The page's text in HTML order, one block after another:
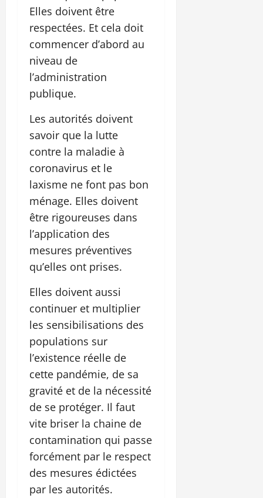
Elles doivent être
respectées. Et cela doit
commencer d’abord au
niveau de
l’administration
publique.
Les autorités doivent
savoir que la lutte
contre la maladie à
coronavirus et le
laxisme ne font pas bon
ménage. Elles doivent
être rigoureuses dans
l’application des
mesures préventives
qu’elles ont prises.
Elles doivent aussi
continuer et multiplier
les sensibilisations des
populations sur
l’existence réelle de
cette pandémie, de sa
gravité et de la nécessité
de se protéger. Il faut
vite briser la chaine de
contamination qui passe
forcément par le respect
des mesures édictées
par les autorités.